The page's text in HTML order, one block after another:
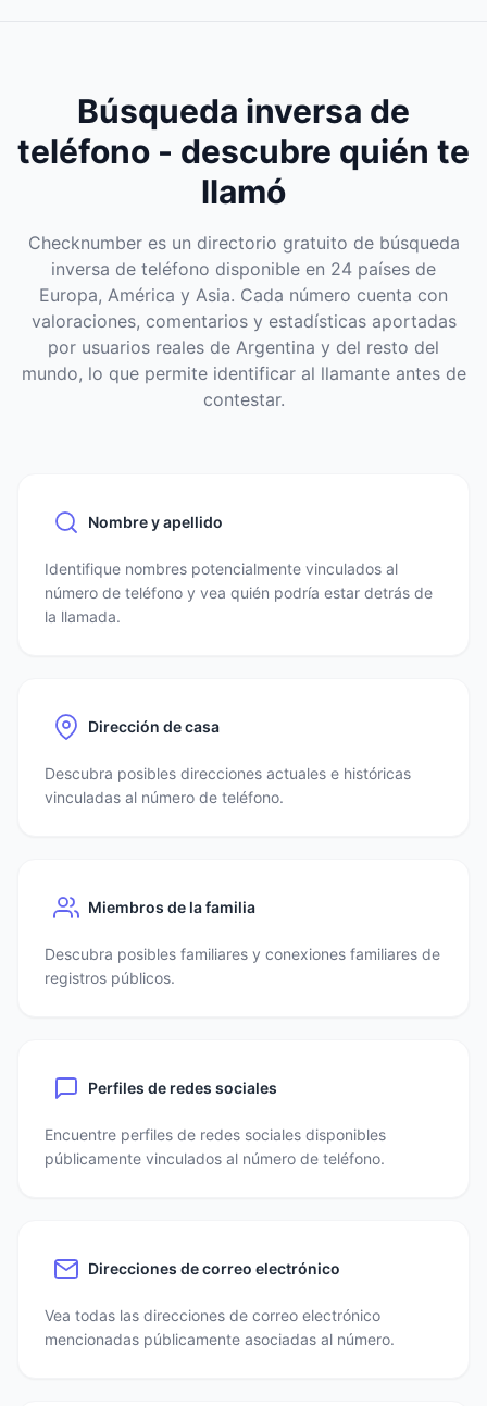
Búsqueda inversa de
teléfono - descubre quién te
llamó
Checknumber es un directorio gratuito de búsqueda
inversa de teléfono disponible en 24 países de
Europa, América y Asia. Cada número cuenta con
valoraciones, comentarios y estadísticas aportadas
por usuarios reales de Argentina y del resto del
mundo, lo que permite identificar al llamante antes de
contestar.
Nombre y apellido
Identifique nombres potencialmente vinculados al
número de teléfono y vea quién podría estar detrás de
la llamada.
Dirección de casa
Descubra posibles direcciones actuales e históricas
vinculadas al número de teléfono.
Miembros de la familia
Descubra posibles familiares y conexiones familiares de
registros públicos.
Perfiles de redes sociales
Encuentre perfiles de redes sociales disponibles
públicamente vinculados al número de teléfono.
Direcciones de correo electrónico
Vea todas las direcciones de correo electrónico
mencionadas públicamente asociadas al número.